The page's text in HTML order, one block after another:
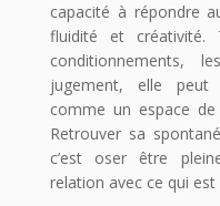
capacité à répondre
fluidité et créativité.
jugement, elle peut
comme un espace
Retrouver sa
c’est oser être
relation avec ce qui est